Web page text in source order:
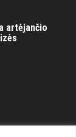
artėjančio